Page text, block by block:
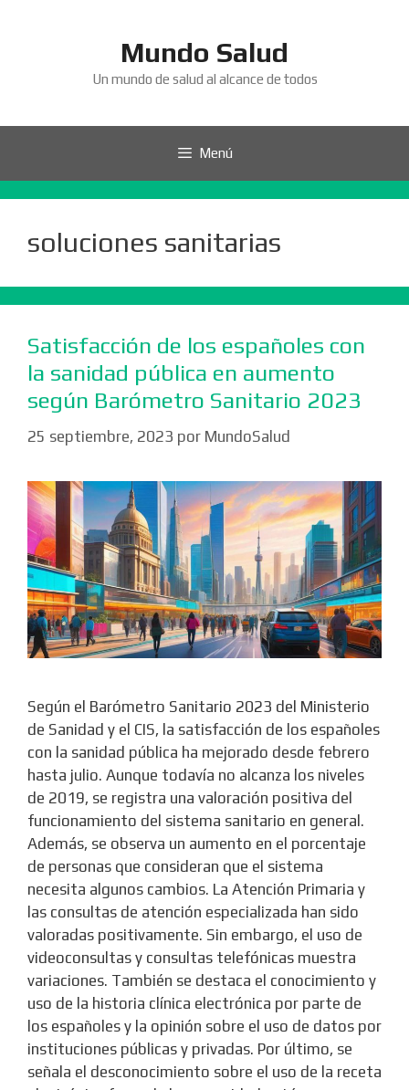
Mundo Salud
Un mundo de salud al alcance de todos
Menú
soluciones sanitarias
Satisfacción de los españoles con
la sanidad pública en aumento
según Barómetro Sanitario 2023
25 septiembre, 2023 por MundoSalud
Según el Barómetro Sanitario 2023 del Ministerio
de Sanidad y el CIS, la satisfacción de los españoles
con la sanidad pública ha mejorado desde febrero
hasta julio. Aunque todavía no alcanza los niveles
de 2019, se registra una valoración positiva del
funcionamiento del sistema sanitario en general.
Además, se observa un aumento en el porcentaje
de personas que consideran que el sistema
necesita algunos cambios. La Atención Primaria y
las consultas de atención especializada han sido
valoradas positivamente. Sin embargo, el uso de
videoconsultas y consultas telefónicas muestra
variaciones. También se destaca el conocimiento y
uso de la historia clínica electrónica por parte de
los españoles y la opinión sobre el uso de datos por
instituciones públicas y privadas. Por último, se
señala el desconocimiento sobre el uso de la receta